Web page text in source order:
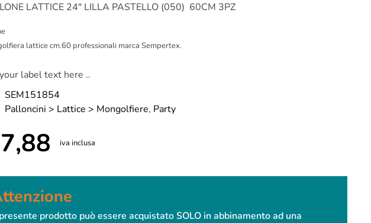
LATTICE 24″ LILLA PASTELLO (050) 60CM 3PZ
lattice cm.60 professionali marca Sempertex.
label text here ..
SEM151854
Palloncini > Lattice > Mongolfiere, Party
7,88 iva inclusa
prodotto può essere acquistato SOLO in abbinamento ad una